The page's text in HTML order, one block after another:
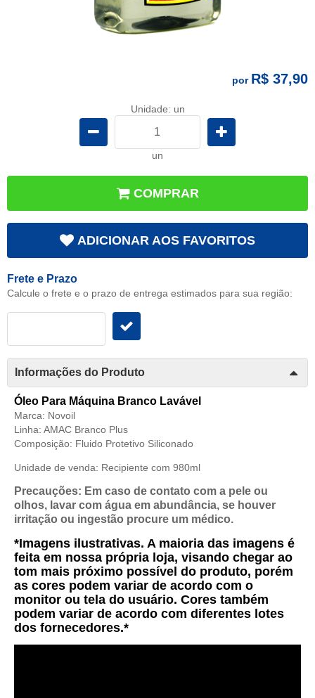
por R$ 37,90
Unidade: un
un
COMPRAR
ADICIONAR AOS FAVORITOS
Frete e Prazo
Calcule o frete e o prazo de entrega estimados para sua região:
Informações do Produto
Óleo Para Máquina Branco Lavável
Marca: Novoil
Linha: AMAC Branco Plus
Composição: Fluido Protetivo Siliconado
Unidade de venda: Recipiente com 980ml
Precauções: Em caso de contato com a pele ou
olhos, lavar com água em abundância, se houver
irritação ou ingestão procure um médico.
*Imagens ilustrativas. A maioria das imagens é
feita em nossa própria loja, visando chegar ao
tom mais próximo possível do produto, porém
as cores podem variar de acordo com o
monitor ou tela do usuário. Cores também
podem variar de acordo com diferentes lotes
dos fornecedores.*